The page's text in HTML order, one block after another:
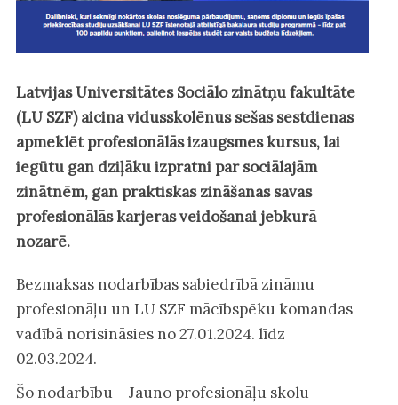
Latvijas Universitātes Sociālo zinātņu fakultāte
(LU SZF) aicina vidusskolēnus sešas sestdienas
apmeklēt profesionālās izaugsmes kursus, lai
iegūtu gan dziļāku izpratni par sociālajām
zinātnēm, gan praktiskas zināšanas savas
profesionālās karjeras veidošanai jebkurā
nozarē.
Bezmaksas nodarbības sabiedrībā zināmu
profesionāļu un LU SZF mācībspēku komandas
vadībā norisināsies no 27.01.2024. līdz
02.03.2024.
Šo nodarbību – Jauno profesionāļu skolu –